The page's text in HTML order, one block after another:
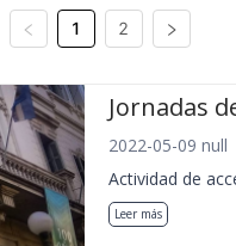
1 2
Jornadas
2022-05-09 null
Actividad de
Leer más